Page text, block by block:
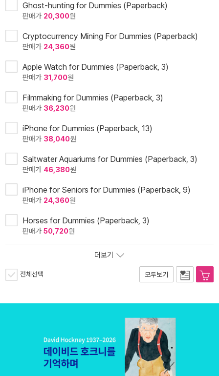
Ghost-hunting for Dummies (Paperback)
판매가 20,300원
Cryptocurrency Mining For Dummies (Paperback)
판매가 24,360원
Apple Watch for Dummies (Paperback, 3)
판매가 31,700원
Filmmaking for Dummies (Paperback, 3)
판매가 36,230원
iPhone for Dummies (Paperback, 13)
판매가 38,040원
Saltwater Aquariums for Dummies (Paperback, 3)
판매가 46,380원
iPhone for Seniors for Dummies (Paperback, 9)
판매가 24,360원
Horses for Dummies (Paperback, 3)
판매가 50,720원
더보기
전체선택 모두보기